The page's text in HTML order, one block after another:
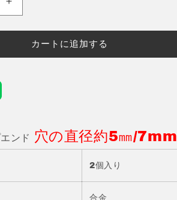
メ
通
す
直
カートに追加する
ンド 穴の直径約5㎜/7mm
2個入り
合金